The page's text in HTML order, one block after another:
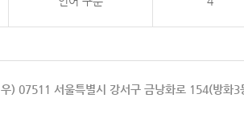
우) 07511 서울특별시 강서구 금낭화로 154(방화3